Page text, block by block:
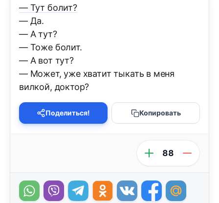
— Тут болит?
— Да.
— А тут?
— Тоже болит.
— А вот тут?
— Может, уже хватит тыкать в меня
вилкой, доктор?
Поделиться! Копировать
88